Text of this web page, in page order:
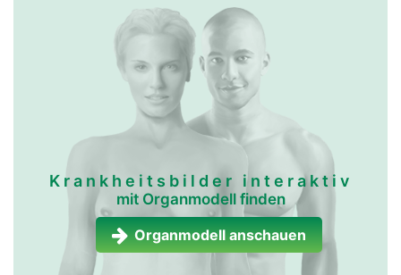
Krankheitsbilder interaktiv
mit Organmodell finden
Organmodell anschauen